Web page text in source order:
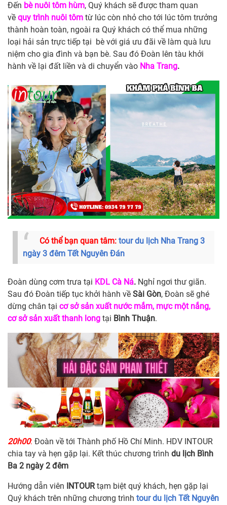
Đến bè nuôi tôm hùm, Quý khách sẽ được tham quan
về quy trình nuôi tôm từ lúc còn nhỏ cho tới lúc tôm trưởng
thành hoàn toàn, ngoài ra Quý khách có thể mua những
loại hải sản trực tiếp tại bè với giá ưu đãi về làm quà lưu
niệm cho gia đình và bạn bè. Sau đó Đoàn lên tàu khởi
hành về lại đất liền và di chuyển vào Nha Trang.
Có thể bạn quan tâm: tour du lịch Nha Trang 3
ngày 3 đêm Tết Nguyên Đán
Đoàn dùng cơm trưa tại KDL Cà Ná. Nghỉ ngơi thư giãn.
Sau đó Đoàn tiếp tục khởi hành về Sài Gòn, Đoàn sẽ ghé
dừng chân tại cơ sở sản xuất nước mắm, mực một nắng,
cơ sở sản xuất thanh long tại Bình Thuận.
20h00: Đoàn về tới Thành phố Hồ Chí Minh. HDV INTOUR
chia tay và hẹn gặp lại. Kết thúc chương trình du lịch Bình
Ba 2 ngày 2 đêm
Hướng dẫn viên INTOURtạm biệt quý khách, hẹn gặp lại
Quý khách trên những chương trình tour du lịch Tết Nguyên